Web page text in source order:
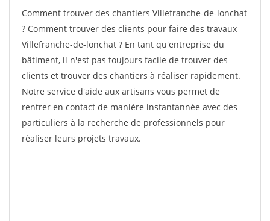
Comment trouver des chantiers Villefranche-de-lonchat
? Comment trouver des clients pour faire des travaux
Villefranche-de-lonchat ? En tant qu'entreprise du
bâtiment, il n'est pas toujours facile de trouver des
clients et trouver des chantiers à réaliser rapidement.
Notre service d'aide aux artisans vous permet de
rentrer en contact de manière instantannée avec des
particuliers à la recherche de professionnels pour
réaliser leurs projets travaux.